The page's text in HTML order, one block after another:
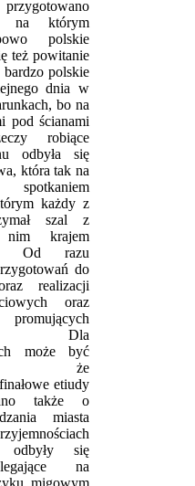
na którym
polskie
też powitanie
polskie
dnia w
bo na
pod ścianami
robiące
odbyła się
która tak na
każdy z
szal z
nim krajem
Od razu
do
realizacji
oraz
Dla
może być
że
etiudy
także o
miasta
odbyły się
na